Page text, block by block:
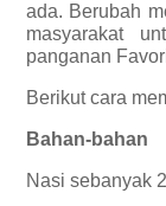
ada. Berubah
masyarakat
panganan
Berikut cara
Bahan-bahan
Nasi sebanyak